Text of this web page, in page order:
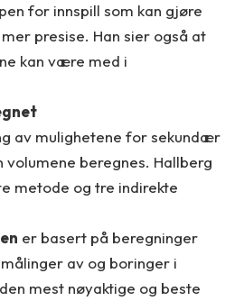
for innspill som kan gjøre
presise. Han sier også at
kan være med i
av mulighetene for sekundær
volumene beregnes. Hallberg
metode og tre indirekte
er basert på beregninger
av og boringer i
mest nøyaktige og beste